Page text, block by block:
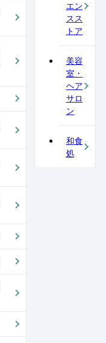
エン
スス
トア
美容
室・
ヘア
サロ
ン
和食
処